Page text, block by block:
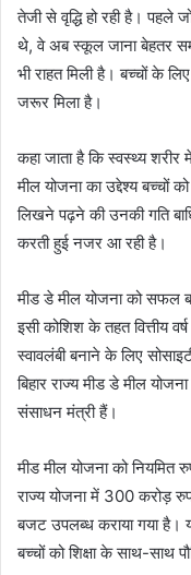
तेजी से वृद्धि हो रही है। पहले
थे, वे अब स्कूल जाना बेहतर
भी राहत मिली है। बच्चों के
जरूर मिला है।
कहा जाता है कि स्वस्थ्य शरीर
मील योजना का उद्देश्य बच्चों
लिखने पढ़ने की उनकी गति
करती हुई नजर आ रही है।
मीड डे मील योजना को सफल
इसी कोशिश के तहत वित्तीय
स्वावलंबी बनाने के लिए
बिहार राज्य मीड डे मील
संसाधन मंत्री हैं।
मीड मील योजना को नियमित
राज्य योजना में 300 करोड़
बजट उपलब्ध कराया गया है।
बच्चों को शिक्षा के साथ-साथ